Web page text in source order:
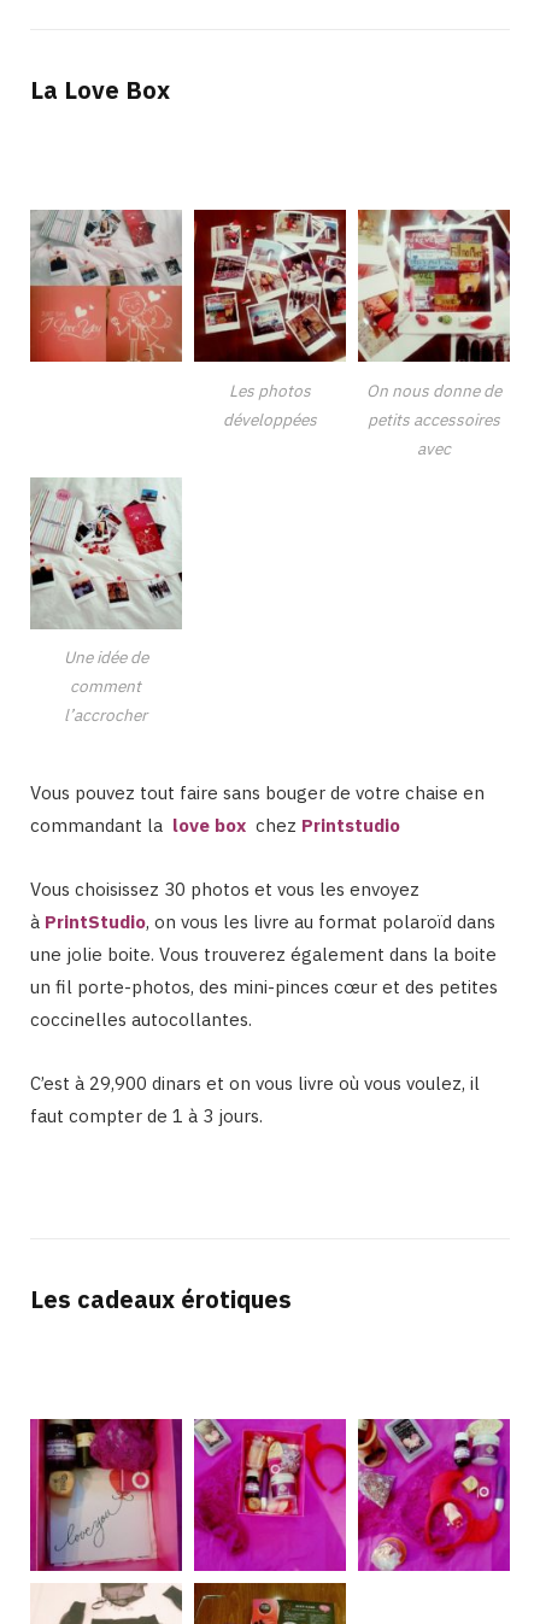
La Love Box
Les photos
développées
On nous donne de
petits accessoires
avec
Une idée de
comment
l’accrocher
Vous pouvez tout faire sans bouger de votre chaise en
commandant la love box chez Printstudio
Vous choisissez 30 photos et vous les envoyez
à PrintStudio, on vous les livre au format polaroïd dans
une jolie boite. Vous trouverez également dans la boite
un fil porte-photos, des mini-pinces cœur et des petites
coccinelles autocollantes.
C’est à 29,900 dinars et on vous livre où vous voulez, il
faut compter de 1 à 3 jours.
Les cadeaux érotiques